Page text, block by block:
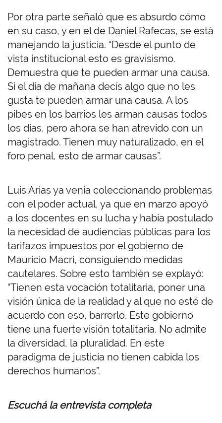
Por otra parte señaló que es absurdo cómo
en su caso, y en el de Daniel Rafecas, se está
manejando la justicia. “Desde el punto de
vista institucional esto es gravísismo.
Demuestra que te pueden armar una causa.
Si el día de mañana decís algo que no les
gusta te pueden armar una causa. A los
pibes en los barrios les arman causas todos
los días, pero ahora se han atrevido con un
magistrado. Tienen muy naturalizado, en el
foro penal, esto de armar causas”.
Luis Arias ya venía coleccionando problemas
con el poder actual, ya que en marzo apoyó
a los docentes en su lucha y había postulado
la necesidad de audiencias públicas para los
tarifazos impuestos por el gobierno de
Mauricio Macri, consiguiendo medidas
cautelares. Sobre esto también se explayó:
“Tienen esta vocación totalitaria, poner una
visión única de la realidad y al que no esté de
acuerdo con eso, barrerlo. Este gobierno
tiene una fuerte visión totalitaria. No admite
la diversidad, la pluralidad. En este
paradigma de justicia no tienen cabida los
derechos humanos”.
Escuchá la entrevista completa